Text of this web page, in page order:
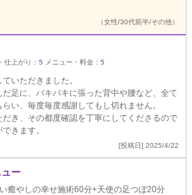
（女性/30代前半/その他）
仕上がり： 5 メニュー・料金： 5
いただきました。
足に、バキバキに張った背中や腰など、全て
い、毎度毎度感謝してもし切れません。
き、その都度確認を丁寧にしてくださるので
きます。
[投稿日] 2025/4/22
ー
癒やしの幸せ施術60分+天使の足つぼ20分